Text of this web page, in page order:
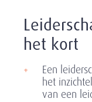
het kort
Een
het
van een